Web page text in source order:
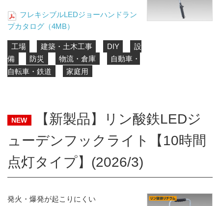
フレキシブルLEDジョーハンドラン
プカタログ（4MB）
工場 建築・土木工事 DIY
設
備
防災 物流・倉庫
自動車・
自転車・鉄道
家庭用
NEW
【新製品】リン酸鉄LEDジ
ューデンフックライト【10時間
点灯タイプ】(2026/3)
発火・爆発が起こりにくい